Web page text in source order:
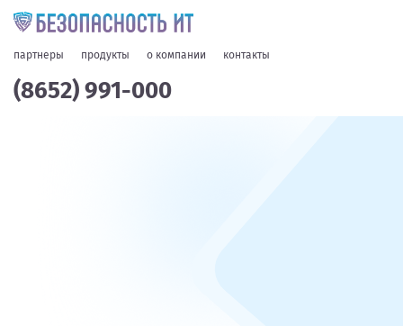
партнеры продукты о компании контакты
(8652) 991-000